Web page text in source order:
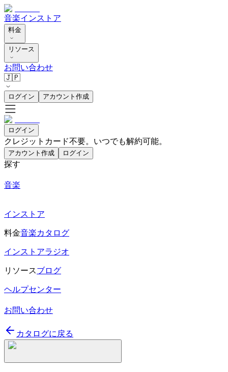
音楽インストア
料金
リソース
お問い合わせ
🇯🇵
ログイン アカウント作成
ログイン
クレジットカード不要。いつでも解約可能。
アカウント作成 ログイン
探す
音楽
インストア
料金音楽カタログ
インストアラジオ
リソースブログ
ヘルプセンター
お問い合わせ
カタログに戻る